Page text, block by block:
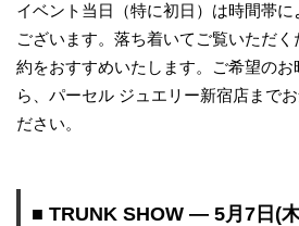
イベント当日（特に初日）は時間帯
ございます。落ち着いてご覧いただ
約をおすすめいたします。ご希望のお
ら、パーセル ジュエリー新宿店まで
ださい。
■ TRUNK SHOW ― 5月7日(